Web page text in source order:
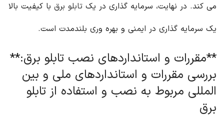
می کند. در نهایت، سرمایه گذاری در یک تابلو برق با کیفیت بالا
یک سرمایه گذاری در ایمنی و بهره وری بلندمدت است.
**مقررات و استانداردهای نصب تابلو برق:**
بررسی مقررات و استانداردهای ملی و بین
المللی مربوط به نصب و استفاده از تابلو
برق